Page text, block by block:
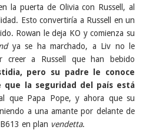
la puerta de Olivia con Russell, al
Esto convertiría a Russell en un
Rowan le deja KO y comienza su
ya se ha marchado, a Liv no le
creer a Russell que han bebido
pero su padre le conoce
que la seguridad del país está
que Papa Pope, y ahora que su
a una amante por delante de
en plan vendetta.